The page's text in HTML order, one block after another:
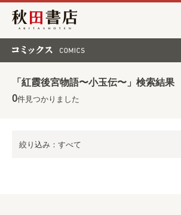
秋田書店
「紅霞後宮物語〜小玉伝〜」検索結果
0件見つかりました
絞り込み：すべて